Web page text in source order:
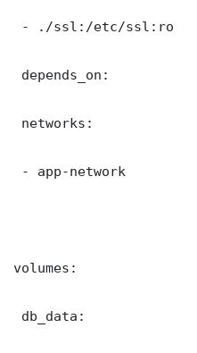
- ./ssl:/etc/ssl:ro
depends_on:
networks:
- app-network
volumes:
db_data: